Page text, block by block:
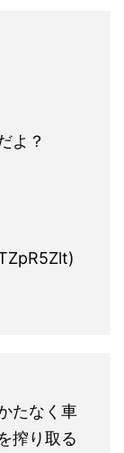
よ？
たなく車
搾り取る